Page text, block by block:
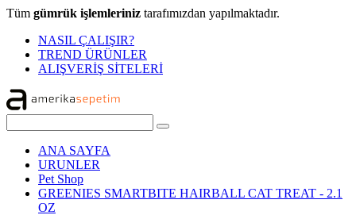
Tüm gümrük işlemleriniz tarafımızdan yapılmaktadır.
NASIL ÇALIŞIR?
TREND ÜRÜNLER
ALIŞVERİŞ SİTELERİ
ANA SAYFA
URUNLER
Pet Shop
GREENIES SMARTBITE HAIRBALL CAT TREAT - 2.1
OZ